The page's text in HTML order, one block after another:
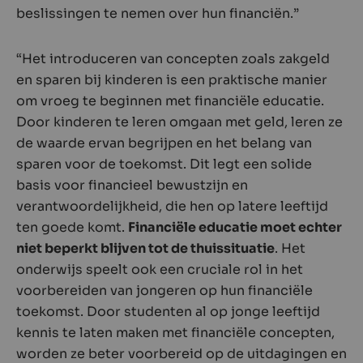
beslissingen te nemen over hun financiën.”
“Het introduceren van concepten zoals zakgeld
en sparen bij kinderen is een praktische manier
om vroeg te beginnen met financiële educatie.
Door kinderen te leren omgaan met geld, leren ze
de waarde ervan begrijpen en het belang van
sparen voor de toekomst. Dit legt een solide
basis voor financieel bewustzijn en
verantwoordelijkheid, die hen op latere leeftijd
ten goede komt. Financiële educatie moet echter
niet beperkt blijven tot de thuissituatie. Het
onderwijs speelt ook een cruciale rol in het
voorbereiden van jongeren op hun financiële
toekomst. Door studenten al op jonge leeftijd
kennis te laten maken met financiële concepten,
worden ze beter voorbereid op de uitdagingen en